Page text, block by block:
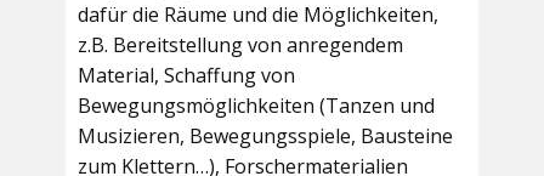
dafür die Räume und die Möglichkeiten,
z.B. Bereitstellung von anregendem
Material, Schaffung von
Bewegungsmöglichkeiten (Tanzen und
Musizieren, Bewegungsspiele, Bausteine
zum Klettern…), Forschermaterialien